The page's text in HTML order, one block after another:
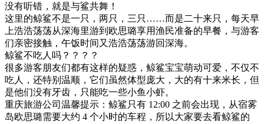
没有听错，就是与鲨共舞！
这里的鲸鲨不是一只，两只，三只……而是二十来只，每天早
上浩浩荡荡从深海里游到欧思璐享用渔民准备的早餐，与游客
们亲密接触，午饭时间又浩浩荡荡游回深海。
鲸鲨不吃人吗？？？？
很多游客朋友们都有这样的疑惑，鲸鲨宝宝萌动可爱，不仅不
吃人，还特别温顺，它们虽然体型庞大，大的有十来米长，但
是他们没有牙齿，只能吃一些小鱼小虾。
重庆旅游公司温馨提示：鲸鲨只有 12:00 之前会出现，从宿雾
岛欧思璐需要大约 4 个小时的车程，所以大家要去看鲸鲨的